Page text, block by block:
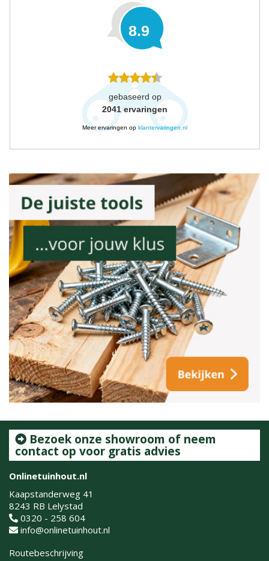
8.9
gebaseerd op
2041 ervaringen
Meer ervaringen op klantervaringen.nl
Bezoek onze showroom of neem
contact op voor gratis advies
Onlinetuinhout.nl
Kaapstanderweg 41
8243 RB Lelystad
0320 - 258 604
info@onlinetuinhout.nl
Routebeschrijving